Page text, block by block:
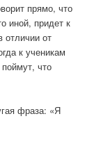
прямо, что
иной, придет к
отличии от
к ученикам
что
фраза: «Я